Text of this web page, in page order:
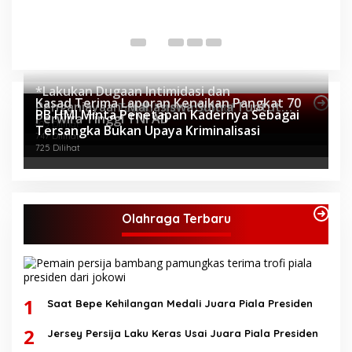
Topik Internasional
*Lakukan Dugaan Intimidasi dan
Penganiayaan, Mahasiswa Sultra Tuntut
Pemecatan Pj Bupati Buton Selatan*
805 Dilihat
Kasad Terima Laporan Kenaikan Pangkat 70
Perwira Tinggi TNI AD
747 Dilihat
PB HMI Minta Penetapan Kadernya Sebagai
Tersangka Bukan Upaya Kriminalisasi
725 Dilihat
Olahraga Terbaru
1 Saat Bepe Kehilangan Medali Juara Piala Presiden
2 Jersey Persija Laku Keras Usai Juara Piala Presiden